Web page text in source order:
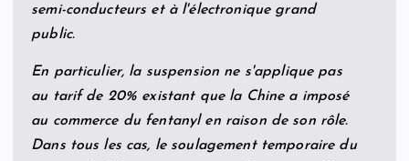
semi-conducteurs et à l'électronique grand
public.
En particulier, la suspension ne s'applique pas
au tarif de 20% existant que la Chine a imposé
au commerce du fentanyl en raison de son rôle.
Dans tous les cas, le soulagement temporaire du